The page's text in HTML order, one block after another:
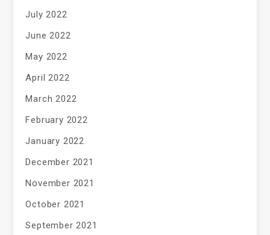
July 2022
June 2022
May 2022
April 2022
March 2022
February 2022
January 2022
December 2021
November 2021
October 2021
September 2021